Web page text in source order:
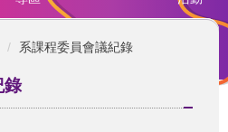
系課程委員會議紀錄
錄